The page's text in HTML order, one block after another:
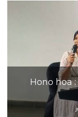
Hono hoa